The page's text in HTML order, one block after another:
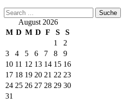
August 2026
M D M D F S S
1
2
3
4 5 6 7 8
9
10 11 12 13 14 15 16
17 18 19 20 21 22 23
24 25 26 27 28 29 30
31